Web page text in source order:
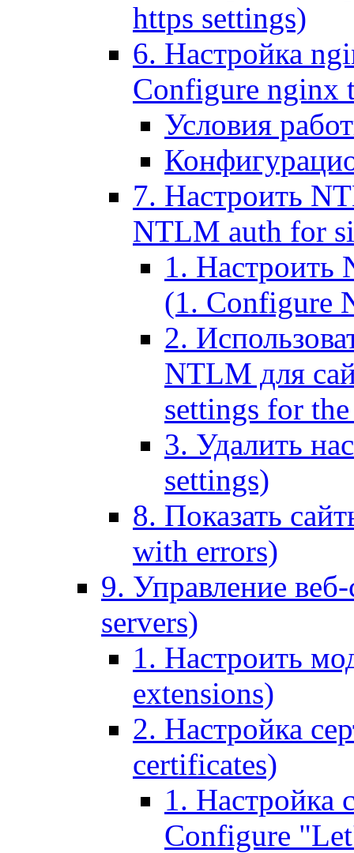
https settings)
6. Настройка
Configure nginx
Условия
7. Настроить
NTLM auth for
1. Настроить
(1. Configure
2.
NTLM для
settings for
3. Удалить
settings)
8. Показать
with errors)
9. Управление
servers)
1. Настроить
extensions)
2. Настройка
certificates)
1. Настройка
Configure